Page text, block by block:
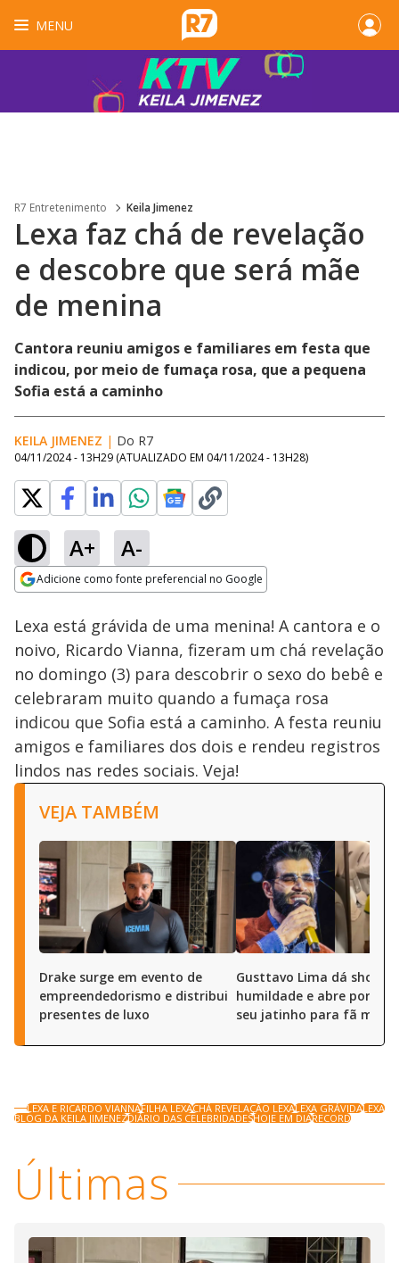
MENU
R7 Entretenimento Keila Jimenez
Lexa faz chá de revelação
e descobre que será mãe
de menina
Cantora reuniu amigos e familiares em festa que
indicou, por meio de fumaça rosa, que a pequena
Sofia está a caminho
KEILA JIMENEZ | Do R7
04/11/2024 - 13H29 (ATUALIZADO EM 04/11/2024 - 13H28)
A+ A-
Adicione como fonte preferencial no Google
Ativar
100.00%
Lexa está grávida de uma menina! A cantora e o
noivo, Ricardo Vianna, fizeram um chá revelação
no domingo (3) para descobrir o sexo do bebê e
celebraram muito quando a fumaça rosa
indicou que Sofia está a caminho. A festa reuniu
amigos e familiares dos dois e rendeu registros
lindos nas redes sociais. Veja!
VEJA TAMBÉM
Drake surge em evento de
empreendedorismo e distribui
presentes de luxo
Gusttavo Lima dá show
humildade e abre portas
seu jatinho para fã mirim
LEXA E RICARDO VIANNAFILHA LEXACHÁ REVELAÇÃO LEXALEXA GRÁVIDALEXA
BLOG DA KEILA JIMENEZDIÁRIO DAS CELEBRIDADESHOJE EM DIARECORD
Últimas